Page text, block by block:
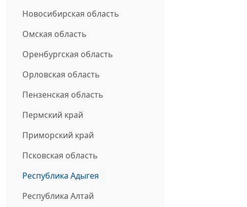
Новосибирская область
Омская область
Оренбургская область
Орловская область
Пензенская область
Пермский край
Приморский край
Псковская область
Республика Адыгея
Республика Алтай